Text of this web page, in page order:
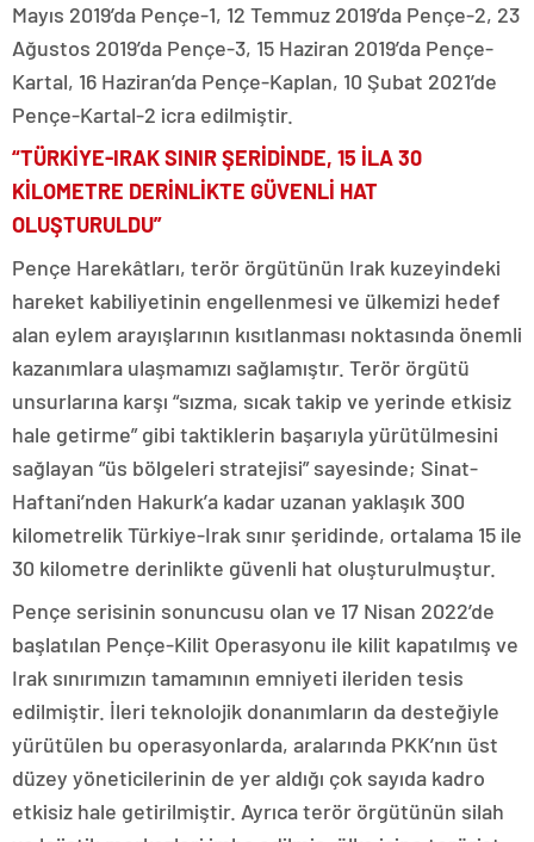
Mayıs 2019’da Pençe-1, 12 Temmuz 2019’da Pençe-2, 23
Ağustos 2019’da Pençe-3, 15 Haziran 2019’da Pençe-
Kartal, 16 Haziran’da Pençe-Kaplan, 10 Şubat 2021’de
Pençe-Kartal-2 icra edilmiştir.
“TÜRKİYE-IRAK SINIR ŞERİDİNDE, 15 İLA 30
KİLOMETRE DERİNLİKTE GÜVENLİ HAT
OLUŞTURULDU”
Pençe Harekâtları, terör örgütünün Irak kuzeyindeki
hareket kabiliyetinin engellenmesi ve ülkemizi hedef
alan eylem arayışlarının kısıtlanması noktasında önemli
kazanımlara ulaşmamızı sağlamıştır. Terör örgütü
unsurlarına karşı “sızma, sıcak takip ve yerinde etkisiz
hale getirme” gibi taktiklerin başarıyla yürütülmesini
sağlayan “üs bölgeleri stratejisi” sayesinde; Sinat-
Haftani’nden Hakurk’a kadar uzanan yaklaşık 300
kilometrelik Türkiye-Irak sınır şeridinde, ortalama 15 ile
30 kilometre derinlikte güvenli hat oluşturulmuştur.
Pençe serisinin sonuncusu olan ve 17 Nisan 2022’de
başlatılan Pençe-Kilit Operasyonu ile kilit kapatılmış ve
Irak sınırımızın tamamının emniyeti ileriden tesis
edilmiştir. İleri teknolojik donanımların da desteğiyle
yürütülen bu operasyonlarda, aralarında PKK’nın üst
düzey yöneticilerinin de yer aldığı çok sayıda kadro
etkisiz hale getirilmiştir. Ayrıca terör örgütünün silah